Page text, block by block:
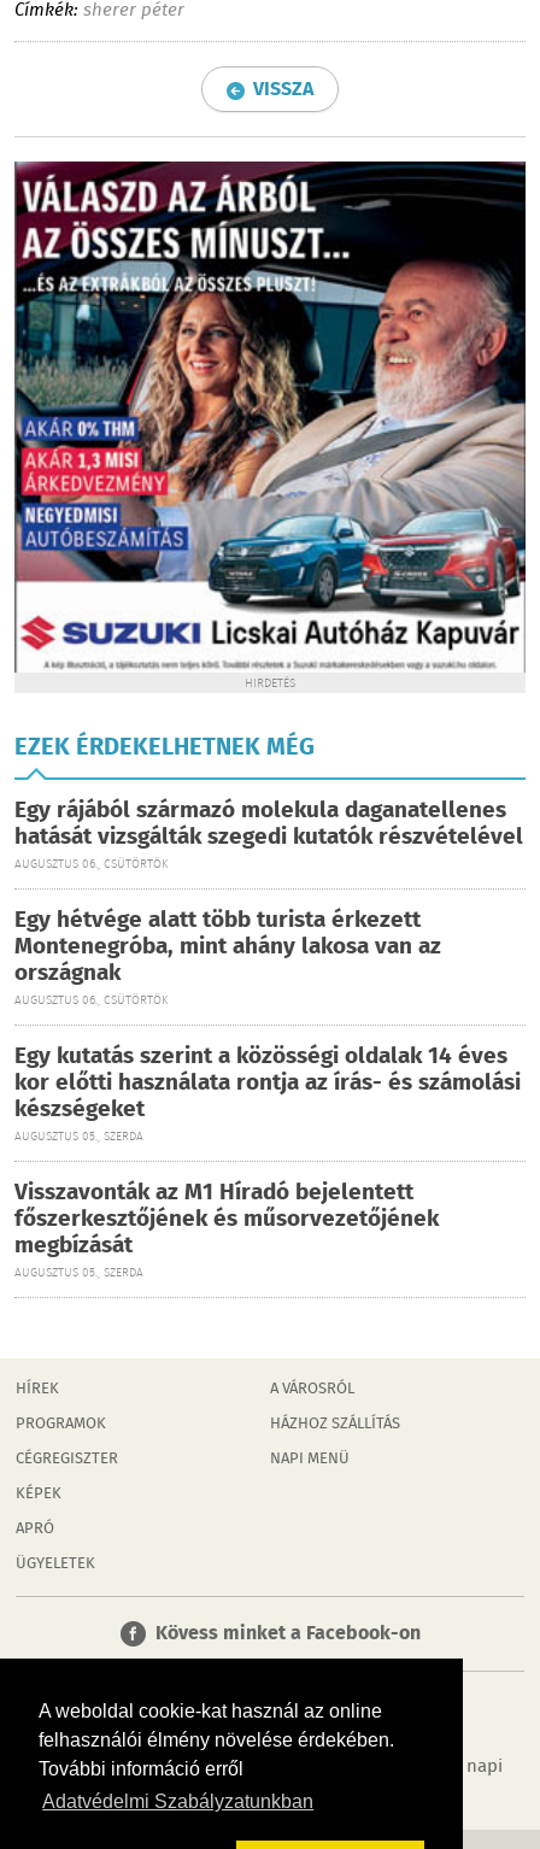
A weboldal cookie-kat használ az online
felhasználói élmény növelése érdekében.
További információ erről
Adatvédelmi Szabályzatunkban
Címkék: sherer péter
VISSZA
HIRDETÉS
EZEK ÉRDEKELHETNEK MÉG
Egy rájából származó molekula daganatellenes
hatását vizsgálták szegedi kutatók részvételével
AUGUSZTUS 06., CSÜTÖRTÖK
Egy hétvége alatt több turista érkezett
Montenegróba, mint ahány lakosa van az
országnak
AUGUSZTUS 06., CSÜTÖRTÖK
Egy kutatás szerint a közösségi oldalak 14 éves
kor előtti használata rontja az írás- és számolási
készségeket
AUGUSZTUS 05., SZERDA
Visszavonták az M1 Híradó bejelentett
főszerkesztőjének és műsorvezetőjének
megbízását
AUGUSZTUS 05., SZERDA
HÍREK
PROGRAMOK
CÉGREGISZTER
KÉPEK
APRÓ
ÜGYELETEK
A VÁROSRÓL
HÁZHOZ SZÁLLÍTÁS
NAPI MENÜ
Kövess minket a Facebook-on
Tudj meg többet városodról! Hírek, programok, képek, napi
menü, cégek…. és minden, ami Rábaköz